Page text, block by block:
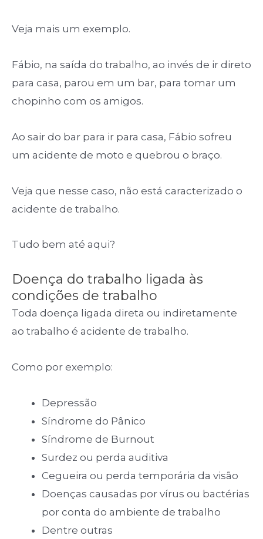
Veja mais um exemplo.
Fábio, na saída do trabalho, ao invés de ir direto
para casa, parou em um bar, para tomar um
chopinho com os amigos.
Ao sair do bar para ir para casa, Fábio sofreu
um acidente de moto e quebrou o braço.
Veja que nesse caso, não está caracterizado o
acidente de trabalho.
Tudo bem até aqui?
Doença do trabalho ligada às
condições de trabalho
Toda doença ligada direta ou indiretamente
ao trabalho é acidente de trabalho.
Como por exemplo:
Depressão
Síndrome do Pânico
Síndrome de Burnout
Surdez ou perda auditiva
Cegueira ou perda temporária da visão
Doenças causadas por vírus ou bactérias
por conta do ambiente de trabalho
Dentre outras